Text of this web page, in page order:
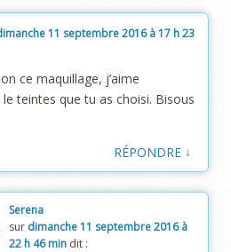
11 septembre 2016 à 17 h 23
ce maquillage, j’aime
teintes que tu as choisi. Bisous
RÉPONDRE ↓
Serena
sur dimanche 11 septembre 2016 à
22 h 46 min dit :